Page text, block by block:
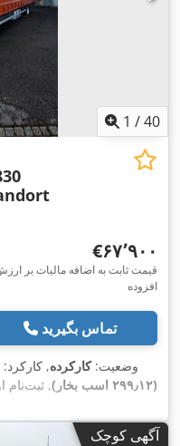
1 /40
‎€۶۷٬۹۰۰
قیمت ثابت به اضافه مالیات بر
افزوده
تماس بگیرید
وضعیت:کارکرده, کارکرد:
(۲۹۹٫۱۲ اسب بخار)
, ثبت‌نام
,
چرخ‌دنده:خودکار,
آگهی کوچک